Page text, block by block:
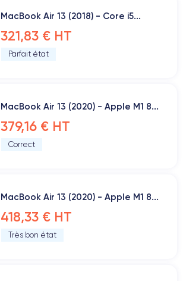
MacBook Air 13 (2018) - Core i5...
321,83 € HT
Parfait état
MacBook Air 13 (2020) - Apple M1 8...
379,16 € HT
Correct
MacBook Air 13 (2020) - Apple M1 8...
418,33 € HT
Très bon état